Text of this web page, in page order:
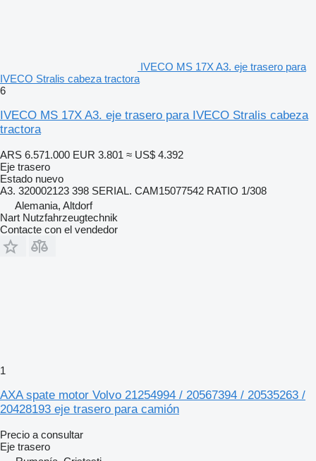
IVECO MS 17X A3. eje trasero para
IVECO Stralis cabeza tractora
6
IVECO MS 17X A3. eje trasero para IVECO Stralis cabeza
tractora
ARS 6.571.000 EUR 3.801 ≈ US$ 4.392
Eje trasero
Estado nuevo
A3. 320002123 398 SERIAL. CAM15077542 RATIO 1/308
Alemania, Altdorf
Nart Nutzfahrzeugtechnik
Contacte con el vendedor
1
AXA spate motor Volvo 21254994 / 20567394 / 20535263 /
20428193 eje trasero para camión
Precio a consultar
Eje trasero